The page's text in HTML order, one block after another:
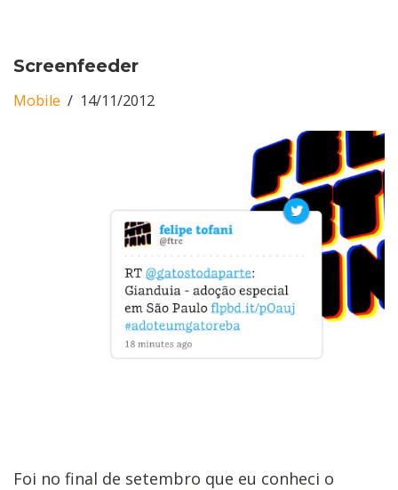
Screenfeeder
Mobile 14/11/2012
Foi no final de setembro que eu conheci o